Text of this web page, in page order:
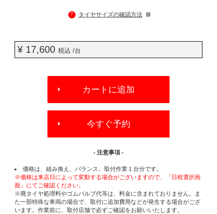
? タイヤサイズの確認方法
¥ 17,600 税込 /台
OPTIONS
カートに追加
今すぐ予約
- 注意事項 -
価格は、組み換え、バランス、取付作業１台分です。
※価格は来店日によって変動する場合がございますので、「日程選択画
面」にてご確認ください。
※廃タイヤ処理料やゴムバルブ代等は、料金に含まれておりません。ま
た一部特殊な車両の場合で、取付に追加費用などが発生する場合がござ
います。作業前に、取付店舗で必ずご確認をお願いいたします。